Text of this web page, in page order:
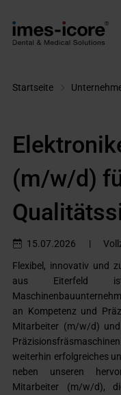
Startseite
(m/w/d)
15.07.2026 |
Flexibel, innovativ und
aus Eiterfeld
an Kompetenz und
Mitarbeiter (m/w/d)
weiterhin erfolgreiches
neben unseren
Mitarbeiter (m/w/d),